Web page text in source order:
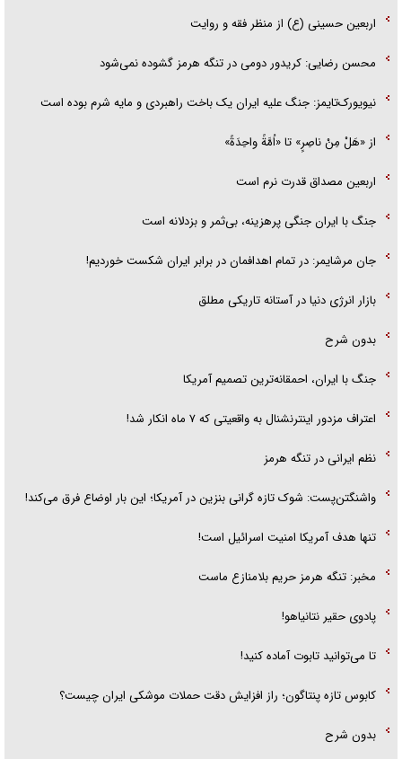
اربعین حسینی (ع) از منظر فقه و روایت
محسن رضایی: کریدور دومی در تنگه هرمز گشوده نمی‌شود
نیویورک‌تایمز: جنگ علیه ایران یک باخت راهبردی و مایه شرم بوده است
از «هَلْ مِنْ ناصِرٍ» تا «اُمَّةً واحِدَةً»
اربعین مصداق قدرت نرم است
جنگ با ایران جنگی پرهزینه، بی‌ثمر و بزدلانه است
جان مرشایمر: در تمام اهدافمان در برابر ایران شکست خوردیم!
بازار انرژی دنیا در آستانه تاریکی مطلق
بدون شرح
جنگ با ایران، احمقانه‌ترین تصمیم آمریکا
اعتراف مزدور اینترنشنال به واقعیتی که ۷ ماه انکار شد!
نظم ایرانی در تنگه هرمز
واشنگتن‌پست: شوک تازه گرانی بنزین در آمریکا؛ این بار اوضاع فرق می‌کند!
تنها هدف آمریکا امنیت اسرائیل است!
مخبر: تنگه هرمز حریم بلامنازع ماست
پادوی حقیر نتانیاهو!
تا می‌توانید تابوت آماده کنید!
کابوس تازه پنتاگون؛ راز افزایش دقت حملات موشکی ایران چیست؟
بدون شرح